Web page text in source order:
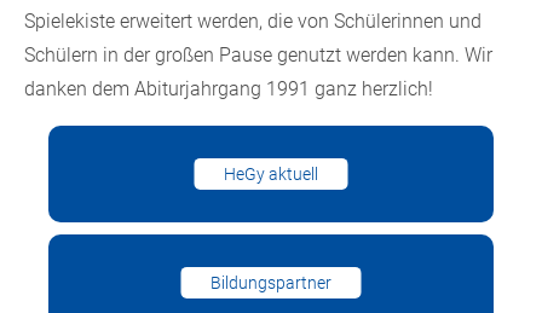
Spielekiste erweitert werden, die von Schülerinnen und
Schülern in der großen Pause genutzt werden kann. Wir
danken dem Abiturjahrgang 1991 ganz herzlich!
HeGy aktuell
Bildungspartner